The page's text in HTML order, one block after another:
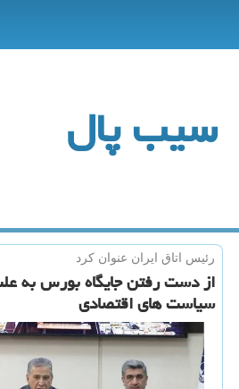
سیب پال
رئیس اتاق ایران عنوان كرد
از دست رفتن جایگاه بورس به
سیاست های اقتصادی